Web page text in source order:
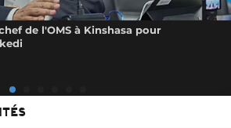
de l'OMS à Kinshasa pour